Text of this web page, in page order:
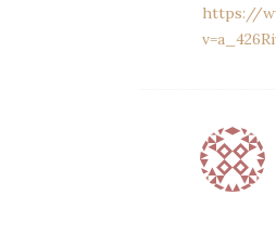
https://